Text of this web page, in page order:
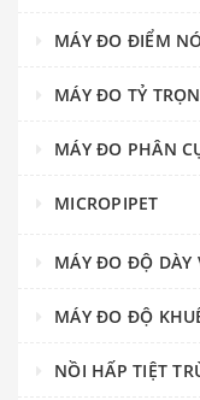
MÁY ĐO ĐIỂM
MÁY ĐO TỶ
MÁY ĐO PHÂN
MICROPIPET
MÁY ĐO ĐỘ DÀY
MÁY ĐO ĐỘ
NỒI HẤP TIỆT